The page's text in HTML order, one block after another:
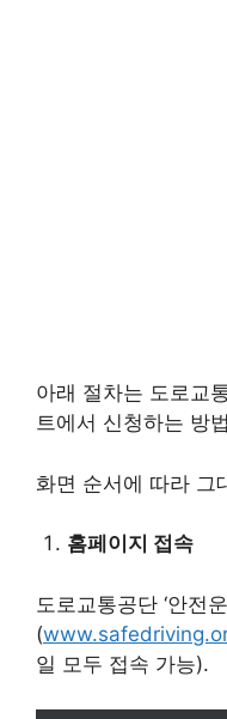
아래 절차는 도로교
트에서 신청하는 방
화면 순서에 따라 그
홈페이지 접속
도로교통공단 ‘안전
(
일 모두 접속 가능).